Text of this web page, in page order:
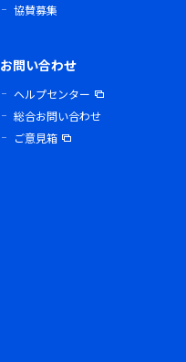
協賛募集
お問い合わせ
ヘルプセンター
総合お問い合わせ
ご意見箱